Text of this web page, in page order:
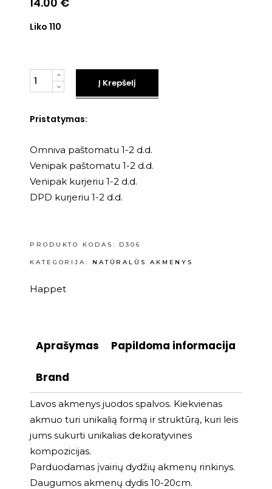
Liko 110
Kiekis
Į Krepšelį
Pristatymas:
Omniva paštomatu 1-2 d.d.
Venipak paštomatu 1-2 d.d.
Venipak kurjeriu 1-2 d.d.
DPD kurjeriu 1-2 d.d.
PRODUKTO KODAS: D306
KATEGORIJA: NATŪRALŪS AKMENYS
Happet
Aprašymas Papildoma informacija
Brand
Lavos akmenys juodos spalvos. Kiekvienas
akmuo turi unikalią formą ir struktūrą, kuri leis
jums sukurti unikalias dekoratyvines
kompozicijas.
Parduodamas įvairių dydžių akmenų rinkinys.
Daugumos akmenų dydis 10-20cm.